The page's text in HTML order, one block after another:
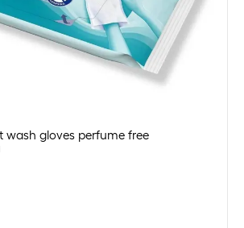
wash gloves perfume free